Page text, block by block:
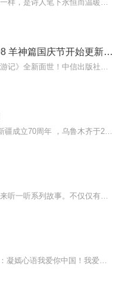
小猪屏蓬十二生肖神8 羊神篇国庆节开始更新啦！